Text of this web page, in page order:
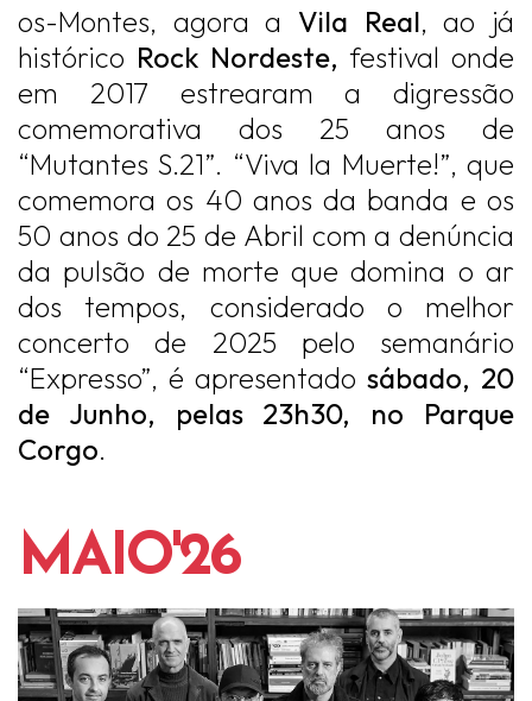
os-Montes, agora a Vila Real, ao já
histórico Rock Nordeste, festival onde
em 2017 estrearam a digressão
comemorativa dos 25 anos de
“Mutantes S.21”. “Viva la Muerte!”, que
comemora os 40 anos da banda e os
50 anos do 25 de Abril com a denúncia
da pulsão de morte que domina o ar
dos tempos, considerado o melhor
concerto de 2025 pelo semanário
“Expresso”, é apresentado sábado, 20
de Junho, pelas 23h30, no Parque
Corgo.
MAIO'26